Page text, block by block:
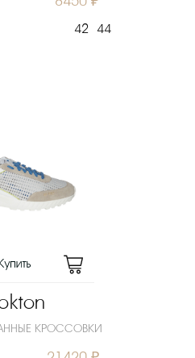
42 44
КРОССОВКИ